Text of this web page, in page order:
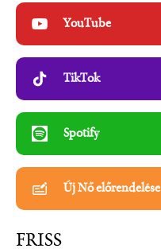
YouTube
TikTok
Spotify
Új Nő előrendelése
FRISS